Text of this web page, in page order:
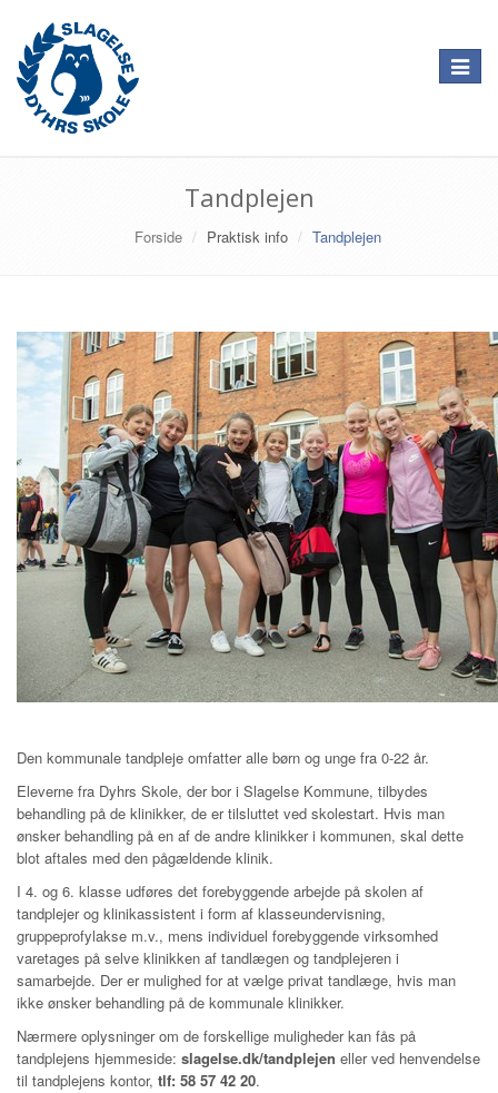
Toggle
Tandplejen
Forside Praktisk info Tandplejen
Den kommunale tandpleje omfatter alle børn og unge fra 0-22 år.
Eleverne fra Dyhrs Skole, der bor i Slagelse Kommune, tilbydes
behandling på de klinikker, de er tilsluttet ved skolestart. Hvis man
ønsker behandling på en af de andre klinikker i kommunen, skal dette
blot aftales med den pågældende klinik.
I 4. og 6. klasse udføres det forebyggende arbejde på skolen af
tandplejer og klinikassistent i form af klasseundervisning,
gruppeprofylakse m.v., mens individuel forebyggende virksomhed
varetages på selve klinikken af tandlægen og tandplejeren i
samarbejde. Der er mulighed for at vælge privat tandlæge, hvis man
ikke ønsker behandling på de kommunale klinikker.
Nærmere oplysninger om de forskellige muligheder kan fås på
tandplejens hjemmeside: slagelse.dk/tandplejen eller ved henvendelse
til tandplejens kontor, tlf: 58 57 42 20.